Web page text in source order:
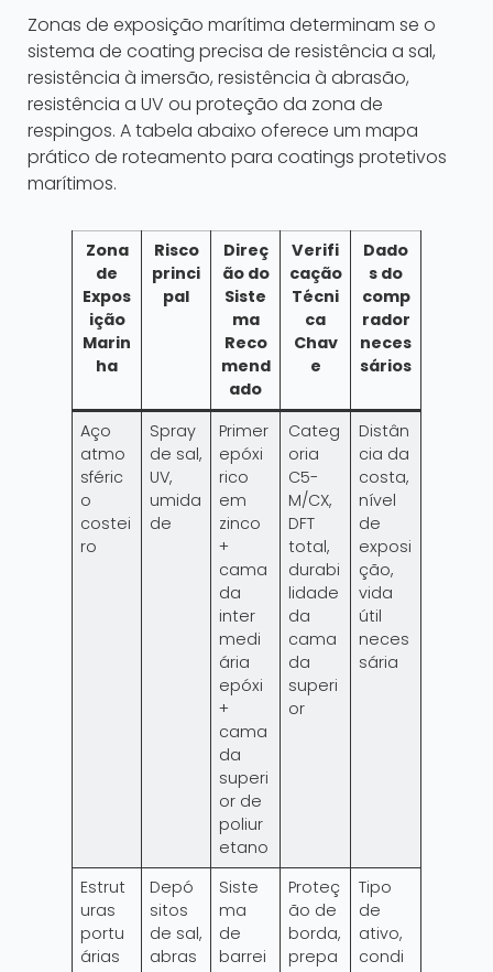
Zonas de exposição marítima determinam se o
sistema de coating precisa de resistência a sal,
resistência à imersão, resistência à abrasão,
resistência a UV ou proteção da zona de
respingos. A tabela abaixo oferece um mapa
prático de roteamento para coatings protetivos
marítimos.
Zona
de
Expos
ição
Marin
ha
Risco
princi
pal
Direç
ão do
Siste
ma
Reco
mend
ado
Verifi
cação
Técni
ca
Chav
e
Dado
s do
comp
rador
neces
sários
Aço
atmo
sféric
o
costei
ro
Spray
de sal,
UV,
umida
de
Primer
epóxi
rico
em
zinco
+
cama
da
inter
medi
ária
epóxi
+
cama
da
superi
or de
poliur
etano
Categ
oria
C5-
M/CX,
DFT
total,
durabi
lidade
da
cama
da
superi
or
Distân
cia da
costa,
nível
de
exposi
ção,
vida
útil
neces
sária
Estrut
uras
portu
árias
Depó
sitos
de sal,
abras
Siste
ma
de
barrei
Proteç
ão de
borda,
prepa
Tipo
de
ativo,
condi